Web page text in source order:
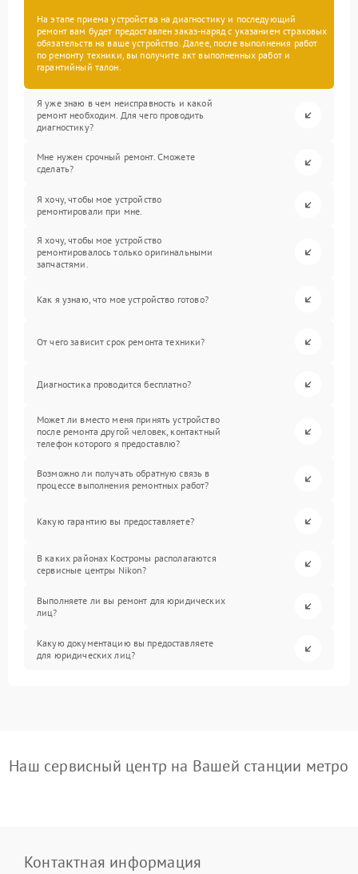
На этапе приема устройства на диагностику и последующий
ремонт вам будет предоставлен заказ-наряд с указанием страховых
обязательств на ваше устройство. Далее, после выполнения работ
по ремонту техники, вы получите акт выполненных работ и
гарантийный талон.
Я уже знаю в чем неисправность и какой
ремонт необходим. Для чего проводить
диагностику?
Мне нужен срочный ремонт. Сможете
сделать?
Я хочу, чтобы мое устройство
ремонтировали при мне.
Я хочу, чтобы мое устройство
ремонтировалось только оригинальными
запчастями.
Как я узнаю, что мое устройство готово?
От чего зависит срок ремонта техники?
Диагностика проводится бесплатно?
Может ли вместо меня принять устройство
после ремонта другой человек, контактный
телефон которого я предоставлю?
Возможно ли получать обратную связь в
процессе выполнения ремонтных работ?
Какую гарантию вы предоставляете?
В каких районах Костромы располагаются
сервисные центры Nikon?
Выполняете ли вы ремонт для юридических
лиц?
Какую документацию вы предоставляете
для юридических лиц?
Наш сервисный центр на Вашей станции метро
Контактная информация